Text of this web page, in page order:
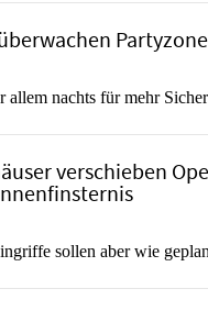
allem nachts für mehr
verschieben
sollen aber wie